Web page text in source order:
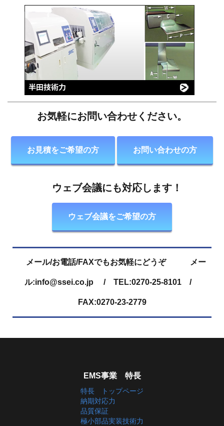
お気軽にお問い合わせください。
お見積をご希望の方 お問い合わせの方
ウェブ会議にも対応します！
ウェブ会議をご希望の方
メール/お電話/FAXでもお気軽にどうぞ メー
ル:info@ssei.co.jp / TEL:0270-25-8101 /
FAX:0270-23-2779
EMS事業 特長
特長 トップページ
納期対応力
品質保証
極小部品実装技術力